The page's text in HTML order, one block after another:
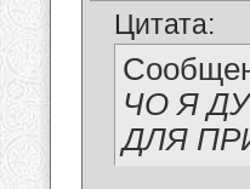
Цитата:
ЧО Я
ДЛЯ